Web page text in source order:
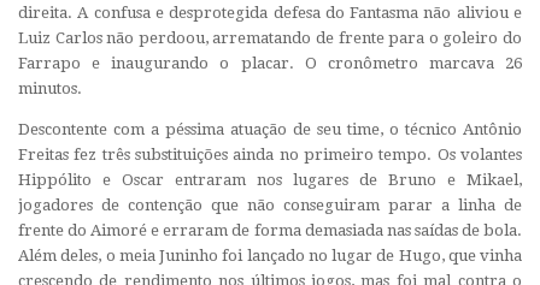
direita. A confusa e desprotegida defesa do Fantasma não aliviou e
Luiz Carlos não perdoou, arrematando de frente para o goleiro do
Farrapo e inaugurando o placar. O cronômetro marcava 26
minutos.
Descontente com a péssima atuação de seu time, o técnico Antônio
Freitas fez três substituições ainda no primeiro tempo. Os volantes
Hippólito e Oscar entraram nos lugares de Bruno e Mikael,
jogadores de contenção que não conseguiram parar a linha de
frente do Aimoré e erraram de forma demasiada nas saídas de bola.
Além deles, o meia Juninho foi lançado no lugar de Hugo, que vinha
crescendo de rendimento nos últimos jogos, mas foi mal contra o